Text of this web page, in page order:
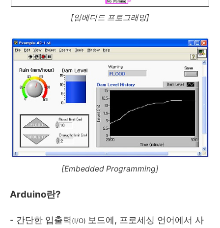
[임베디드 프로그래밍]
[Embedded Programming]
Arduino란?
- 간단한 입출력(I/O) 보드에, 프로세싱 언어에서 사